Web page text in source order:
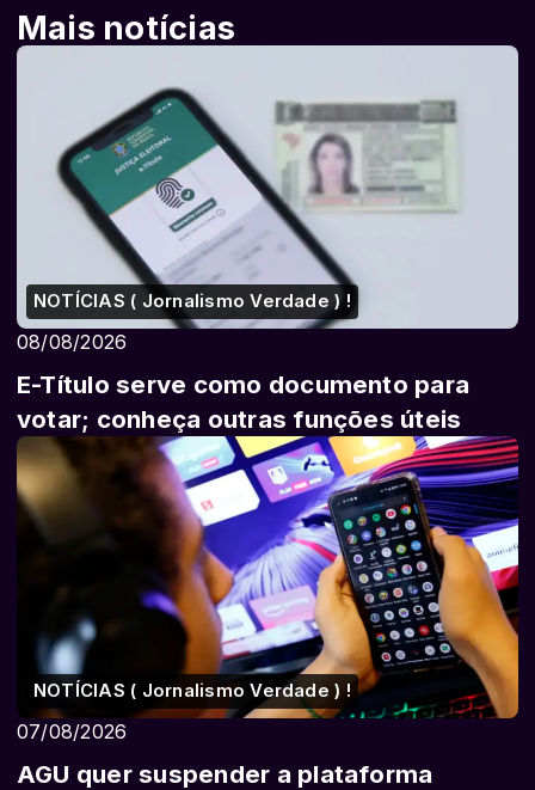
Mais notícias
NOTÍCIAS ( Jornalismo Verdade ) !
08/08/2026
E-Título serve como documento para
votar; conheça outras funções úteis
NOTÍCIAS ( Jornalismo Verdade ) !
07/08/2026
AGU quer suspender a plataforma